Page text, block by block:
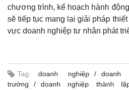
chương trình, kế hoạch hành
sẽ tiếp tục mang lại giải pháp
vực doanh nghiệp tư nhân phát
Tag: doanh nghiệp
trường
doanh nghiệp thành